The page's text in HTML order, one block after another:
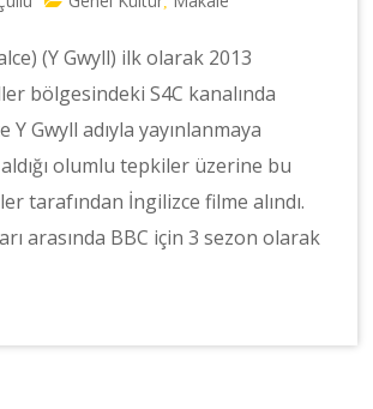
(Y Gwyll) ilk olarak 2013
bölgesindeki S4C kanalında
Y Gwyll adıyla yayınlanmaya
olumlu tepkiler üzerine bu
tarafından İngilizce filme alındı.
arasında BBC için 3 sezon olarak